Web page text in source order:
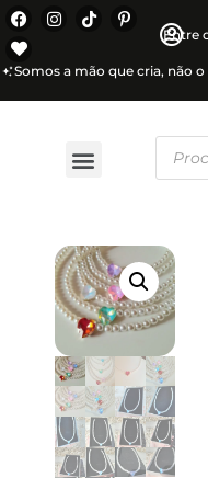
Entre
Somos a mão que cria, não